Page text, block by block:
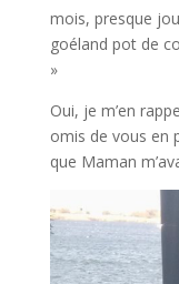
mois, presque
goéland pot de
»
Oui, je m’en
omis de vous en
que Maman